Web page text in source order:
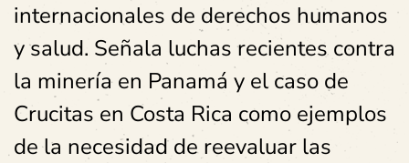
internacionales de derechos humanos
y salud. Señala luchas recientes contra
la minería en Panamá y el caso de
Crucitas en Costa Rica como ejemplos
de la necesidad de reevaluar las